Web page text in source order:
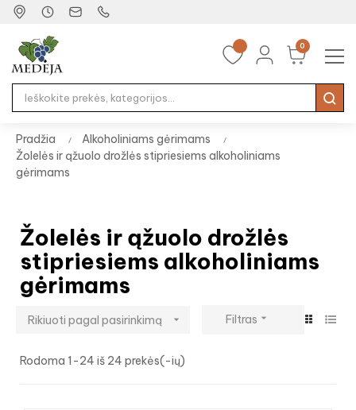
0
☰
Pradžia
Alkoholiniams gėrimams
Žolelės ir ąžuolo drožlės stipriesiems alkoholiniams
gėrimams
Žolelės ir ąžuolo drožlės
stipriesiems alkoholiniams
gėrimams
Rikiuoti pagal pasirinkimą  Filtras 
Rodoma 1-24 iš 24 prekės(-ių)